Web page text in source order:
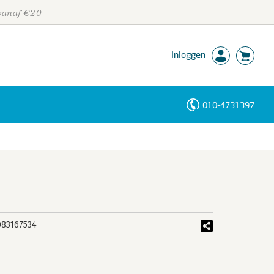
€20
Inloggen
010-4731397
Personen